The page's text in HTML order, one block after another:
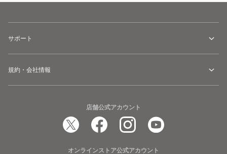
サポート
規約・会社情報
店舗公式アカウント
オンラインストア公式アカウント